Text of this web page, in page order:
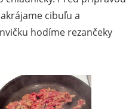
cibuľu a
hodíme rezančeky